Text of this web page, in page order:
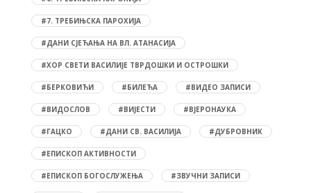
#7. ТРЕБИЊСКА ПАРОХИЈА
#ДАНИ СЈЕЋАЊА НА ВЛ. АТАНАСИЈА
#ХОР СВЕТИ ВАСИЛИЈЕ ТВРДОШКИ И ОСТРОШКИ
#БЕРКОВИЋИ #БИЛЕЋА #ВИДЕО ЗАПИСИ
#ВИДОСЛОВ #ВИЈЕСТИ #ВЈЕРОНАУКА
#ГАЦКО #ДАНИ СВ. ВАСИЛИЈА #ДУБРОВНИК
#ЕПИСКОП АКТИВНОСТИ
#ЕПИСКОП БОГОСЛУЖЕЊА #ЗВУЧНИ ЗАПИСИ